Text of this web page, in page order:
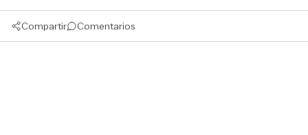
Compartir Comentarios